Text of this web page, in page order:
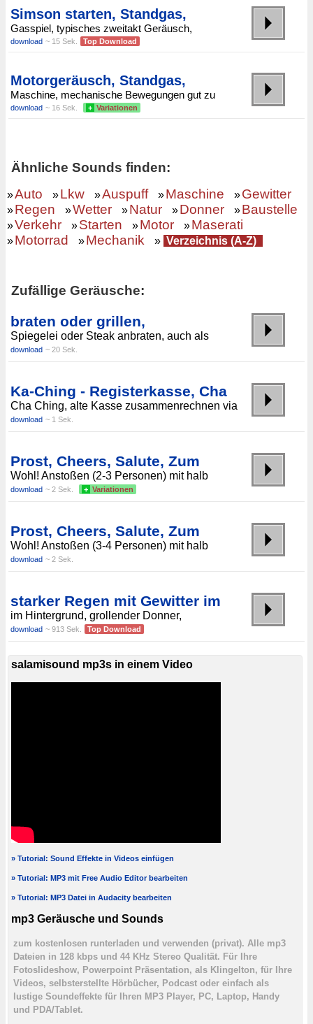
Simson starten, Standgas,
Gasspiel, typisches zweitakt Geräusch,
download ~ 15 Sek. Top Download
Motorgeräusch, Standgas,
Maschine, mechanische Bewegungen gut zu
download ~ 16 Sek. + Variationen
Ähnliche Sounds finden:
»Auto »Lkw »Auspuff »Maschine »Gewitter
»Regen »Wetter »Natur »Donner »Baustelle
»Verkehr »Starten »Motor »Maserati
»Motorrad »Mechanik » Verzeichnis (A-Z)
Zufällige Geräusche:
braten oder grillen,
Spiegelei oder Steak anbraten, auch als
download ~ 20 Sek.
Ka-Ching - Registerkasse, Cha
Cha Ching, alte Kasse zusammenrechnen via
download ~ 1 Sek.
Prost, Cheers, Salute, Zum
Wohl! Anstoßen (2-3 Personen) mit halb
download ~ 2 Sek. + Variationen
Prost, Cheers, Salute, Zum
Wohl! Anstoßen (3-4 Personen) mit halb
download ~ 2 Sek.
starker Regen mit Gewitter im
im Hintergrund, grollender Donner,
download ~ 913 Sek. Top Download
salamisound mp3s in einem Video
» Tutorial: Sound Effekte in Videos einfügen
» Tutorial: MP3 mit Free Audio Editor bearbeiten
» Tutorial: MP3 Datei in Audacity bearbeiten
mp3 Geräusche und Sounds
zum kostenlosen runterladen und verwenden (privat). Alle mp3
Dateien in 128 kbps und 44 KHz Stereo Qualität. Für Ihre
Fotoslideshow, Powerpoint Präsentation, als Klingelton, für Ihre
Videos, selbsterstellte Hörbücher, Podcast oder einfach als
lustige Soundeffekte für Ihren MP3 Player, PC, Laptop, Handy
und PDA/Tablet.